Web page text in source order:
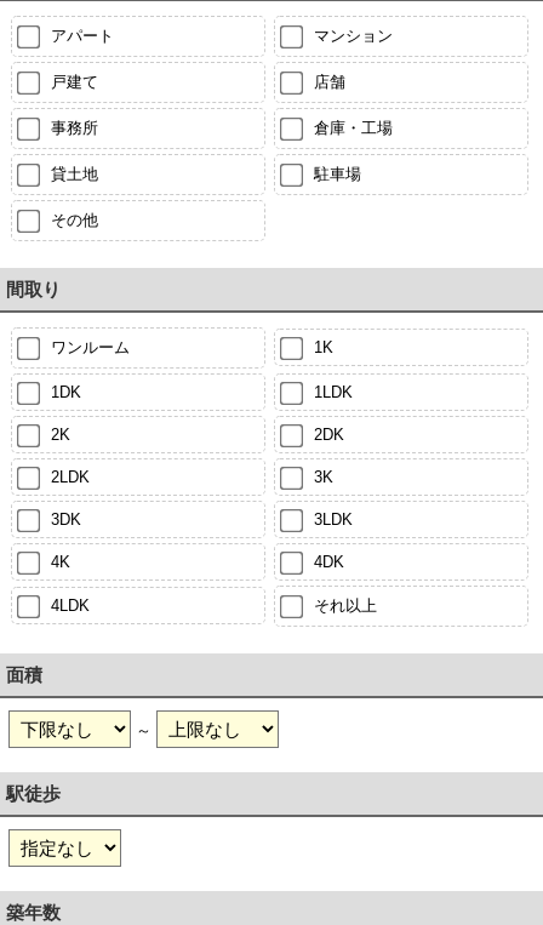
アパート マンション
戸建て 店舗
事務所 倉庫・工場
貸土地 駐車場
その他
間取り
ワンルーム 1K
1DK 1LDK
2K 2DK
2LDK 3K
3DK 3LDK
4K 4DK
4LDK それ以上
面積
～
駅徒歩
築年数